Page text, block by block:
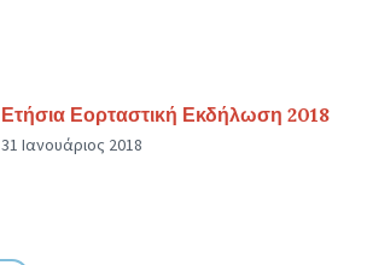
Ετήσια Εορταστική Εκδήλωση 2018
31 Ιανουάριος 2018